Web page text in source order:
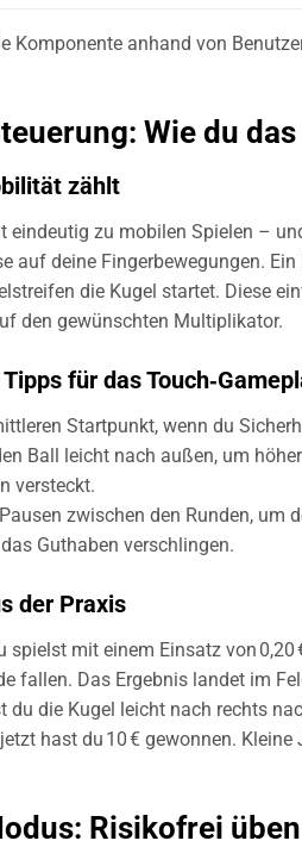
Komponente anhand von
Wie du
zählt
eindeutig zu mobilen Spielen –
auf deine Fingerbewegungen.
die Kugel startet. Diese
den gewünschten Multiplikator.
für das
Startpunkt, wenn du
Ball leicht nach außen, um
versteckt.
zwischen den Runden,
Guthaben verschlingen.
der Praxis
spielst mit einem Einsatz von
fallen. Das Ergebnis landet im
du die Kugel leicht nach rechts
hast du 10 € gewonnen.
Risikofrei